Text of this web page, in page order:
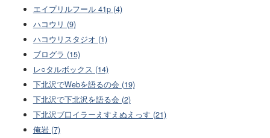
エイプリルフール 41p (4)
ハコウリ (9)
ハコウリスタジオ (1)
ブログラ (15)
レ○タルボックス (14)
下北沢でWebを語るの会 (19)
下北沢で下北沢を語る会 (2)
下北沢ブ口イラーえすえぬえっす (21)
俺岩 (7)